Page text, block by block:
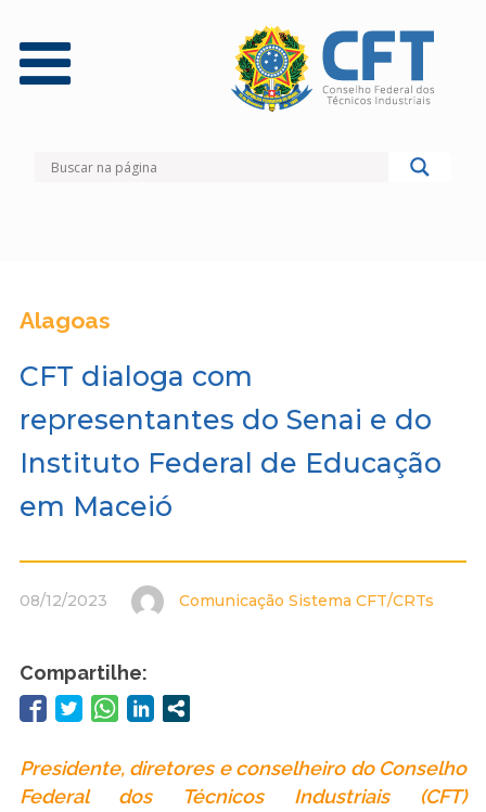
Alagoas
CFT dialoga com
representantes do Senai e do
Instituto Federal de Educação
em Maceió
08/12/2023 Comunicação Sistema CFT/CRTs
Compartilhe:
Presidente, diretores e conselheiro do Conselho
Federal dos Técnicos Industriais (CFT)